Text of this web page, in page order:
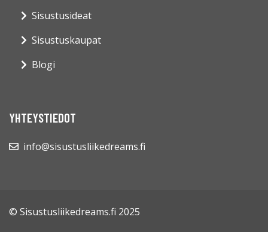
Sisustusideat
Sisustuskaupat
Blogi
YHTEYSTIEDOT
info@sisustusliikedreams.fi
© Sisustusliikedreams.fi 2025